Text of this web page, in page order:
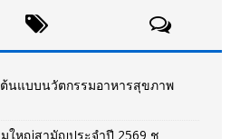
นแบบนวัตกรรมอาหารสุขภาพ
ใหญ่สามัญประจำปี 2569 ชู